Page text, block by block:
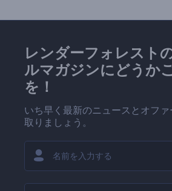
レンダーフォレスト
ルマガジンにどうか
を！
いち早く最新のニュースとオファ
取りましょう。